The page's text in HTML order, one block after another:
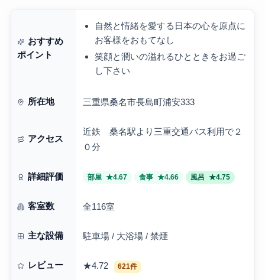
おすすめ
ポイント
自然と情緒を愛する日本の心を原点に
お客様をおもてなし
笑顔と潤いの溢れるひとときをお過ご
し下さい
所在地 三重県桑名市長島町浦安333
アクセス
近鉄 桑名駅より三重交通バス利用で２
０分
詳細評価 部屋 ★4.67 食事 ★4.66 風呂 ★4.75
客室数 全116室
主な設備 駐車場 / 大浴場 / 禁煙
レビュー ★4.72 621件